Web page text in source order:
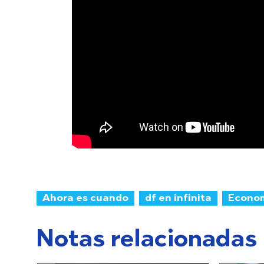
Ahora es cuando df en infinita
Notas relacionadas